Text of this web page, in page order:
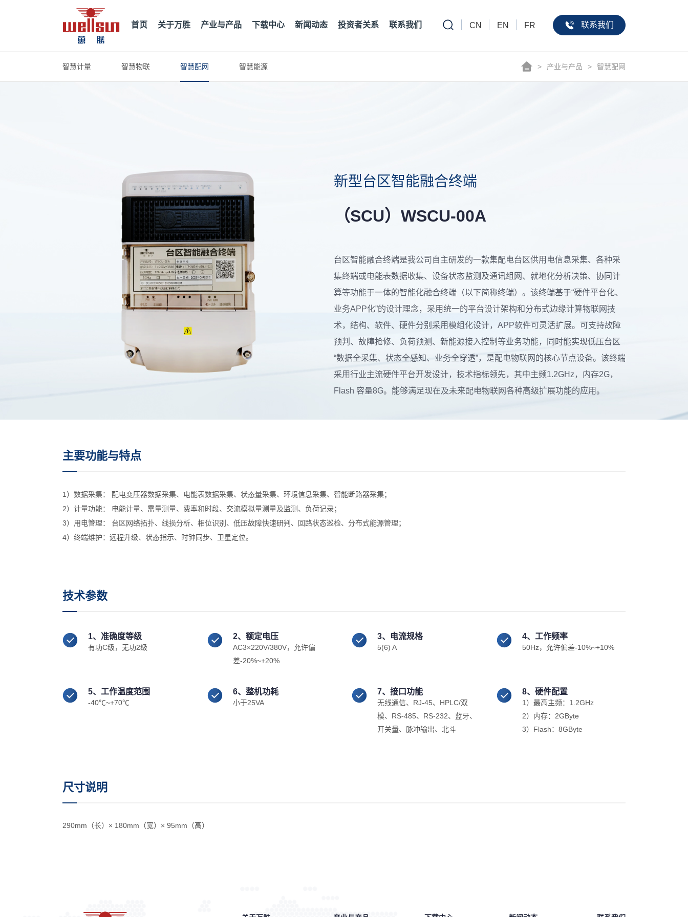
首页 关于万胜 产业与产品 下载中心 新闻动态 投资者关系 联系我们 CN EN FR 联系我们
智慧计量 智慧物联 智慧配网 智慧能源 > 产业与产品 > 智慧配网
新型台区智能融合终端
（SCU）WSCU-00A
台区智能融合终端是我公司自主研发的一款集配电台区供用电信息采集、各种采
集终端或电能表数据收集、设备状态监测及通讯组网、就地化分析决策、协同计
算等功能于一体的智能化融合终端（以下简称终端）。该终端基于“硬件平台化、
业务APP化”的设计理念，采用统一的平台设计架构和分布式边缘计算物联网技
术，结构、软件、硬件分别采用模组化设计，APP软件可灵活扩展。可支持故障
预判、故障抢修、负荷预测、新能源接入控制等业务功能，同时能实现低压台区
“数据全采集、状态全感知、业务全穿透”，是配电物联网的核心节点设备。该终端
采用行业主流硬件平台开发设计，技术指标领先，其中主频1.2GHz，内存2G，
Flash 容量8G。能够满足现在及未来配电物联网各种高级扩展功能的应用。
主要功能与特点
1）数据采集： 配电变压器数据采集、电能表数据采集、状态量采集、环境信息采集、智能断路器采集；
2）计量功能： 电能计量、需量测量、费率和时段、交流模拟量测量及监测、负荷记录；
3）用电管理： 台区网络拓扑、线损分析、相位识别、低压故障快速研判、回路状态巡检、分布式能源管理；
4）终端维护：远程升级、状态指示、时钟同步、卫星定位。
技术参数
1、准确度等级
有功C级，无功2级
2、额定电压
AC3×220V/380V，允许偏
差-20%~+20%
3、电流规格
5(6) A
4、工作频率
50Hz，允许偏差-10%~+10%
5、工作温度范围
-40℃~+70℃
6、整机功耗
小于25VA
7、接口功能
无线通信、RJ-45、HPLC/双
模、RS-485、RS-232、蓝牙、
开关量、脉冲输出、北斗
8、硬件配置
1）最高主频：1.2GHz
2）内存：2GByte
3）Flash：8GByte
尺寸说明
290mm（长）× 180mm（宽）× 95mm（高）